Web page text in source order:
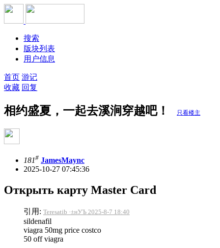
搜索
版块列表
用户信息
首页 游记
收藏 回复
相约盛夏，一起去溪涧穿越吧！ 只看楼主
181# JamesMaync
2025-10-27 07:45:36
Открыть карту Master Card
引用: Teresatib ·±нУЪ 2025-8-7 18:40
sildenafil
viagra 50mg price costco
50 off viagra